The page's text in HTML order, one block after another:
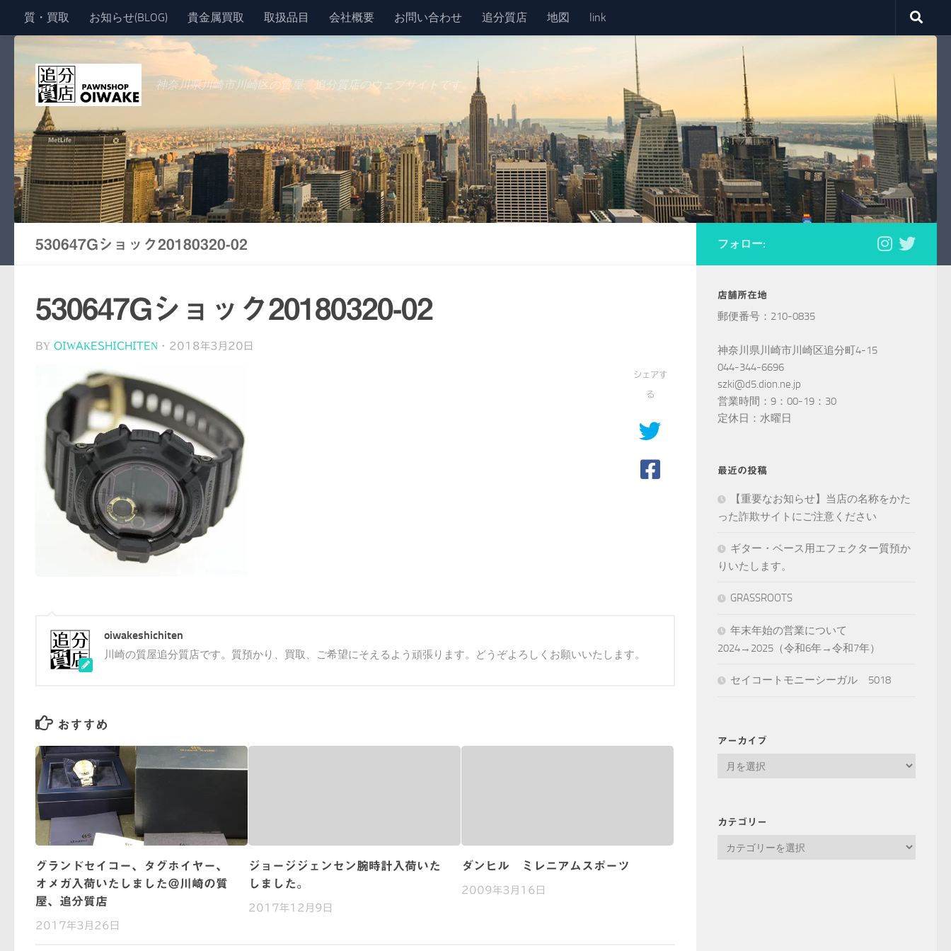
コンテンツへスキップ
質・買取 お知らせ(BLOG) 貴金属買取 取扱品目 会社概要 お問い合わせ 追分質店 地図 link
神奈川県川崎市川崎区の質屋、追分質店のウェブサイトです。
530647Gショック20180320-02
530647Gショック20180320-02
BY OIWAKESHICHITEN · 2018年3月20日
シェアす
る
oiwakeshichiten
川崎の質屋追分質店です。質預かり、買取、ご希望にそえるよう頑張ります。どうぞよろしくお願いいたします。
おすすめ
グランドセイコー、タグホイヤー、
オメガ入荷いたしました＠川崎の質
屋、追分質店
2017年3月26日
ジョージジェンセン腕時計入荷いた
しました。
2017年12月9日
ダンヒル ミレニアムスポーツ
2009年3月16日
フォロー:
店舗所在地
郵便番号：210-0835
神奈川県川崎市川崎区追分町4-15
044-344-6696
szki@d5.dion.ne.jp
営業時間：9：00-19：30
定休日：水曜日
最近の投稿
【重要なお知らせ】当店の名称をかた
った詐欺サイトにご注意ください
ギター・ベース用エフェクター質預か
りいたします。
GRASSROOTS
年末年始の営業について
2024→2025（令和6年→令和7年）
セイコートモニーシーガル 5018
アーカイブ
ブ
カテゴリー